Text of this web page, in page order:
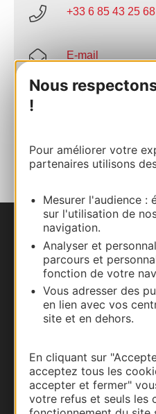
Nous
!
Pour améliorer votre
partenaires utilisons
Mesurer l'audience :
sur l'utilisation de
navigation.
Analyser et
parcours et
fonction de votre
Vous adresser des
en lien avec vos
site et en dehors.
En cliquant sur
acceptez tous les
accepter et fermer"
votre refus et seuls les
+33 6 85 43 25 68
E-mail
AU CARNET
Nous contacter
Carte interactive
Documentation